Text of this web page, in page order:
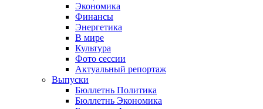
Экономика
Финансы
Энергетика
В мире
Культура
Фото сессии
Актуальный репортаж
Выпуски
Бюллетнь Политика
Бюллетнь Экономика